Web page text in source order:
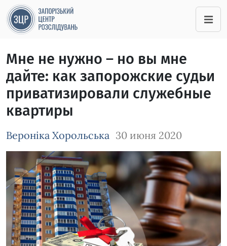
Мне не нужно – но вы мне
дайте: как запорожские судьи
приватизировали служебные
квартиры
Вероніка Хорольська 30 июня 2020
Зображення завантажується